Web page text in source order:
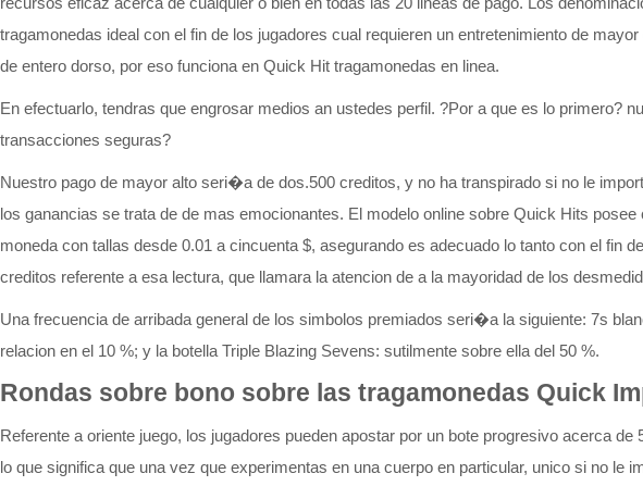
tragamonedas ideal con el fin de los jugadores cual requieren un entretenimiento de
de entero dorso, por eso funciona en Quick Hit tragamonedas en linea.
En efectuarlo, tendras que engrosar medios an ustedes perfil. ?Por a que es lo primero?
transacciones seguras?
Nuestro pago de mayor alto seri�a de dos.500 creditos, y no ha transpirado si no le
los ganancias se trata de de mas emocionantes. El modelo online sobre Quick Hits
moneda con tallas desde 0.01 a cincuenta $, asegurando es adecuado lo tanto con el fin
creditos referente a esa lectura, que llamara la atencion de a la mayoridad de los
Una frecuencia de arribada general de los simbolos premiados seri�a la siguiente: 7s
relacion en el 10 %; y la botella Triple Blazing Sevens: sutilmente sobre ella del 50 %.
Rondas sobre bono sobre las tragamonedas Quick
Referente a oriente juego, los jugadores pueden apostar por un bote progresivo acerca
lo que significa que una vez que experimentas en una cuerpo en particular, unico si no